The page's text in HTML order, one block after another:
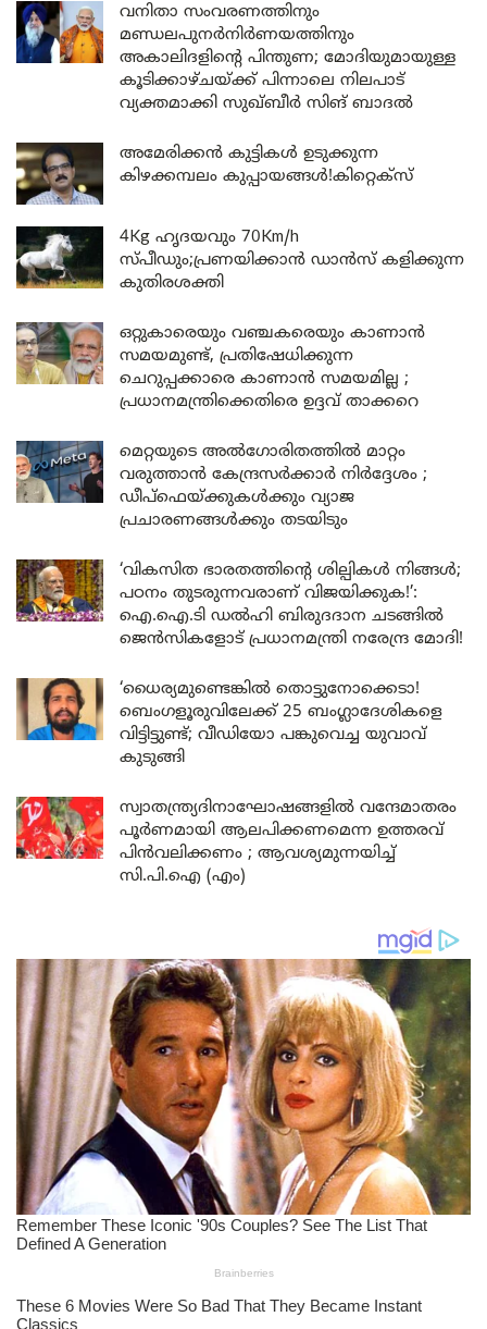
വനിതാ സംവരണത്തിനും
മണ്ഡലപുനർനിർണയത്തിനും
അകാലിദളിന്റെ പിന്തുണ; മോദിയുമായുള്ള
കൂടിക്കാഴ്ചയ്ക്ക് പിന്നാലെ നിലപാട്
വ്യക്തമാക്കി സുഖ്ബീർ സിങ് ബാദൽ
അമേരിക്കൻ കുട്ടികൾ ഉടുക്കുന്ന
കിഴക്കമ്പലം കുപ്പായങ്ങൾ!കിറ്റെക്സ്
4Kg ഹൃദയവും 70Km/h
സ്പീഡും;പ്രണയിക്കാൻ ഡാൻസ് കളിക്കുന്ന
കുതിരശക്തി
ഒറ്റുകാരെയും വഞ്ചകരെയും കാണാൻ
സമയമുണ്ട്, പ്രതിഷേധിക്കുന്ന
ചെറുപ്പക്കാരെ കാണാൻ സമയമില്ല ;
പ്രധാനമന്ത്രിക്കെതിരെ ഉദ്ദവ് താക്കറെ
മെറ്റയുടെ അൽഗോരിതത്തിൽ മാറ്റം
വരുത്താൻ കേന്ദ്രസർക്കാർ നിർദ്ദേശം ;
ഡീപ്‌ഫെയ്ക്കുകൾക്കും വ്യാജ
പ്രചാരണങ്ങൾക്കും തടയിടും
‘വികസിത ഭാരതത്തിന്റെ ശില്പികൾ നിങ്ങൾ;
പഠനം തുടരുന്നവരാണ് വിജയിക്കുക!’:
ഐ.ഐ.ടി ഡൽഹി ബിരുദദാന ചടങ്ങിൽ
ജെൻസികളോട് പ്രധാനമന്ത്രി നരേന്ദ്ര മോദി!
‘ധൈര്യമുണ്ടെങ്കിൽ തൊട്ടുനോക്കെടാ!
ബെംഗളൂരുവിലേക്ക് 25 ബംഗ്ലാദേശികളെ
വിട്ടിട്ടുണ്ട്; വീഡിയോ പങ്കുവെച്ച യുവാവ്
കുടുങ്ങി
സ്വാതന്ത്ര്യദിനാഘോഷങ്ങളിൽ വന്ദേമാതരം
പൂർണമായി ആലപിക്കണമെന്ന ഉത്തരവ്
പിൻവലിക്കണം ; ആവശ്യമുന്നയിച്ച്
സി.പി.ഐ (എം)